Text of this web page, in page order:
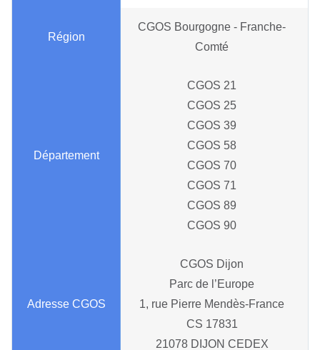
CGOS Bourgogne - Franche-
Comté
CGOS 21
CGOS 25
CGOS 39
CGOS 58
CGOS 70
CGOS 71
CGOS 89
CGOS 90
CGOS Dijon
Parc de l’Europe
1, rue Pierre Mendès-France
CS 17831
21078 DIJON CEDEX